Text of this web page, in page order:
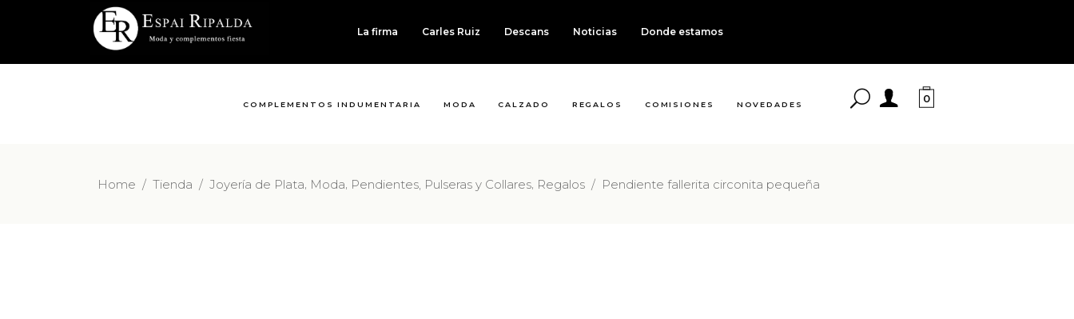
La firma Carles Ruiz Descans Noticias Donde estamos
COMPLEMENTOS INDUMENTARIA MODA CALZADO REGALOS COMISIONES NOVEDADES 0
Home / Tienda / Joyería de Plata Moda Pendientes, Pulseras y Collares Regalos / Pendiente fallerita circonita pequeña